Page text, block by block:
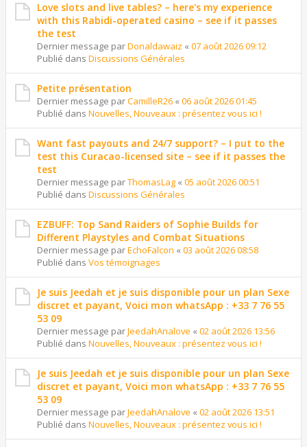
Love slots and live tables? – here's my experience
with this Rabidi-operated casino – see if it passes
the test
Dernier message parDonaldawaiz « 07 août 2026 09:12
Publié dans Discussions Générales
Petite présentation
Dernier message parCamilleR26 « 06 août 2026 01:45
Publié dans Nouvelles, Nouveaux : présentez vous ici !
Want fast payouts and 24/7 support? – I put to the
test this Curacao-licensed site – see if it passes the
test
Dernier message parThomasLag « 05 août 2026 00:51
Publié dans Discussions Générales
EZBUFF: Top Sand Raiders of Sophie Builds for
Different Playstyles and Combat Situations
Dernier message parEchoFalcon « 03 août 2026 08:58
Publié dans Vos témoignages
Je suis Jeedah et je suis disponible pour un plan Sexe
discret et payant, Voici mon whatsApp : +33 7 76 55
53 09
Dernier message parJeedahAnalove « 02 août 2026 13:56
Publié dans Nouvelles, Nouveaux : présentez vous ici !
Je suis Jeedah et je suis disponible pour un plan Sexe
discret et payant, Voici mon whatsApp : +33 7 76 55
53 09
Dernier message parJeedahAnalove « 02 août 2026 13:51
Publié dans Nouvelles, Nouveaux : présentez vous ici !